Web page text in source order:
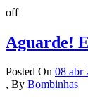
off
Aguarde!
Posted On 08 abr
, By Bombinhas